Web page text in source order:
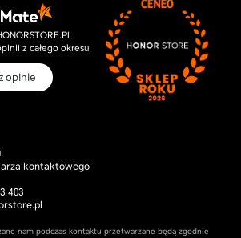
z całego okresu
opinie
kontaktowego
403
nam podczas kontaktu przetwarzane będą zgodnie